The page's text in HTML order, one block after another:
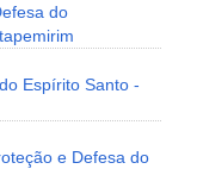
do
Espírito Santo -
e Defesa do